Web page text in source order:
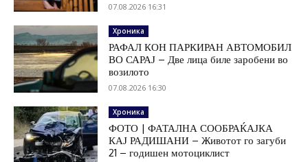
07.08.2026 16:31
Хроника
РАФАЛ КОН ПАРКИРАН АВТОМОБИЛ
ВО САРАЈ – Две лица биле заробени во
возилото
07.08.2026 16:30
Хроника
ФОТО | ФАТАЛНА СООБРАЌАЈКА
КАЈ РАДИШАНИ – Животот го загуби
21 – годишен мотоциклист